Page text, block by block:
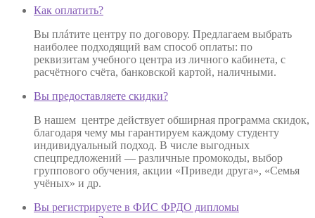
Как оплатить?
Вы плáтите центру по договору. Предлагаем выбрать
наиболее подходящий вам способ оплаты: по
реквизитам учебного центра из личного кабинета, с
расчётного счёта, банковской картой, наличными.
Вы предоставляете скидки?
В нашем центре действует обширная программа скидок,
благодаря чему мы гарантируем каждому студенту
индивидуальный подход. В числе выгодных
спецпредложений — различные промокоды, выбор
группового обучения, акции «Приведи друга», «Семья
учёных» и др.
Вы регистрируете в ФИС ФРДО дипломы